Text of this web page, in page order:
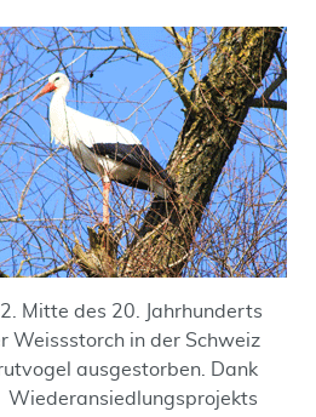
Mitte des 20. Jahrhunderts
Weissstorch in der Schweiz
ausgestorben. Dank
Wiederansiedlungsprojekts